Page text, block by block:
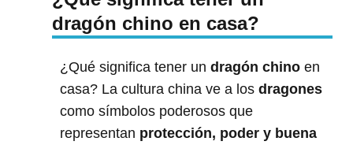
dragón chino en casa?
¿Qué significa tener un dragón chino en
casa? La cultura china ve a los dragones
como símbolos poderosos que
representan protección, poder y buena